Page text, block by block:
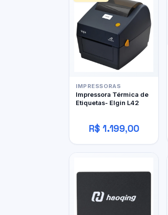
IMPRESSORAS
Impressora Térmica de
Etiquetas- Elgin L42
R$ 1.199,00